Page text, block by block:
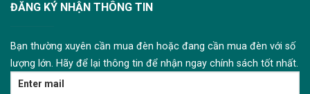
ĐĂNG KÝ NHẬN THÔNG TIN
Bạn thường xuyên cần mua đèn hoặc đang cần mua đèn với số
lượng lớn. Hãy để lại thông tin để nhận ngay chính sách tốt nhất.